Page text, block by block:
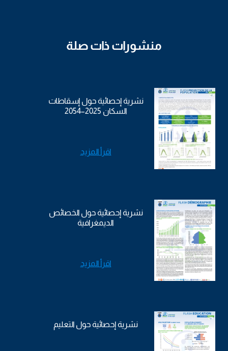
منشورات ذات صلة
نشرية إحصائية حول إسقاطات
السكان 2025–2054
اقرأ المزيد
نشرية إحصائية حول الخصائص
الديمغرافية
اقرأ المزيد
نشرية إحصائية حول التعليم